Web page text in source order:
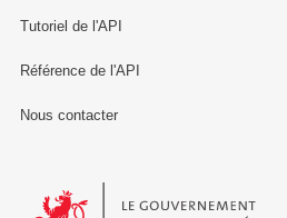
Tutoriel de l'API
Référence de l'API
Nous contacter
Le Gouvernement du Grand-Duché